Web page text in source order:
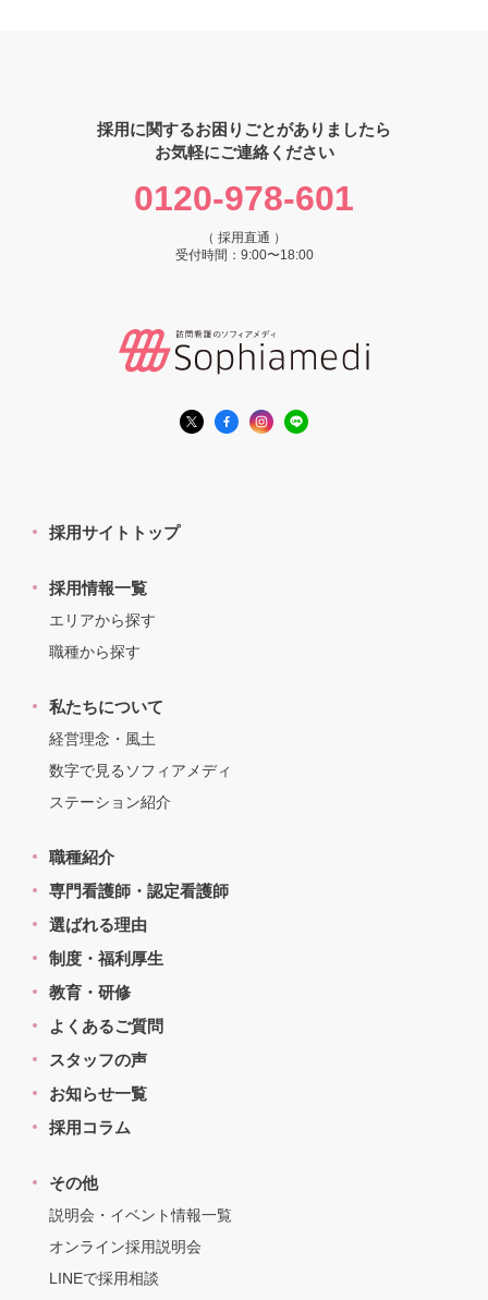
採用に関するお困りごとがありましたら
お気軽にご連絡ください
0120-978-601
（ 採用直通 ）
受付時間：9:00〜18:00
採用サイトトップ
採用情報一覧
エリアから探す
職種から探す
私たちについて
経営理念・風土
数字で見るソフィアメディ
ステーション紹介
職種紹介
専門看護師・認定看護師
選ばれる理由
制度・福利厚生
教育・研修
よくあるご質問
スタッフの声
お知らせ一覧
採用コラム
その他
説明会・イベント情報一覧
オンライン採用説明会
LINEで採用相談